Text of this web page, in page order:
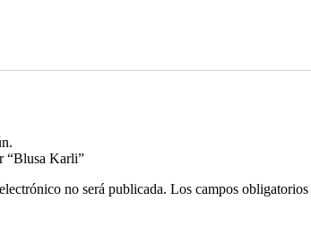
“Blusa Karli”
no será publicada. Los campos obligatorios